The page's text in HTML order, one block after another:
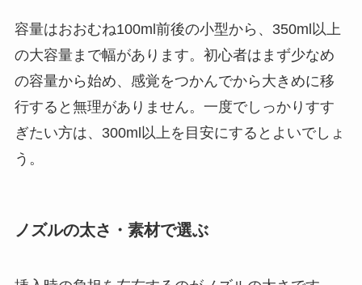
容量はおおむね100ml前後の小型から、350ml以上
の大容量まで幅があります。初心者はまず少なめ
の容量から始め、感覚をつかんでから大きめに移
行すると無理がありません。一度でしっかりすす
ぎたい方は、300ml以上を目安にするとよいでしょ
う。
ノズルの太さ・素材で選ぶ